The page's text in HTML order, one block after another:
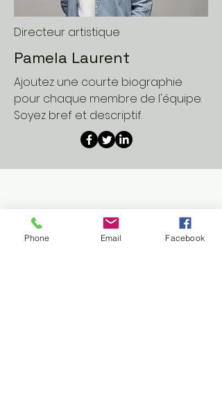
Directeur artistique
Pamela Laurent
Ajoutez une courte biographie
pour chaque membre de l'équipe.
Soyez bref et descriptif.
Phone Email Facebook